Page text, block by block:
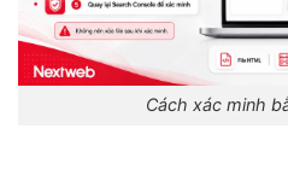
Cách xác minh